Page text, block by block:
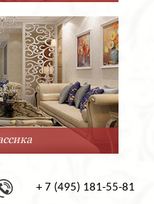
+ 7 (495) 181-55-81